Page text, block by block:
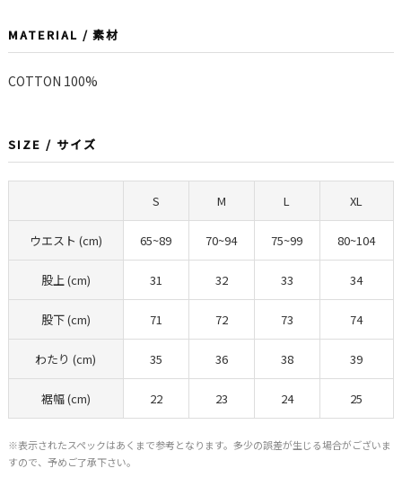
MATERIAL / 素材
COTTON 100%
SIZE / サイズ
S M L XL
ウエスト (cm) 65~89 70~94 75~99 80~104
股上 (cm) 31 32 33 34
股下 (cm) 71 72 73 74
わたり (cm) 35 36 38 39
裾幅 (cm) 22 23 24 25
※表示されたスペックはあくまで参考となります。多少の誤差が生じる場合がございま
すので、予めご了承下さい。